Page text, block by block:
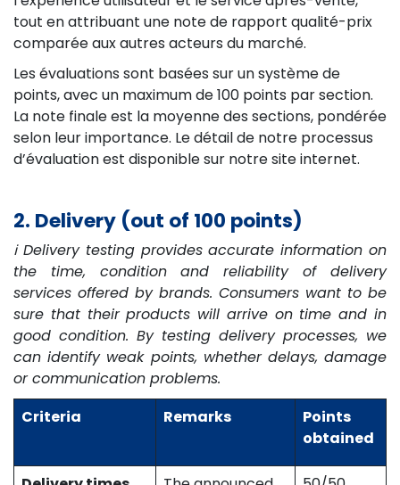
tout en attribuant une note de rapport qualité-prix
comparée aux autres acteurs du marché.
Les évaluations sont basées sur un système de
points, avec un maximum de 100 points par section.
La note finale est la moyenne des sections, pondérée
selon leur importance. Le détail de notre processus
d’évaluation est disponible sur notre site internet.
2. Delivery (out of 100 points)
ℹ️ Delivery testing provides accurate information on
the time, condition and reliability of delivery
services offered by brands. Consumers want to be
sure that their products will arrive on time and in
good condition. By testing delivery processes, we
can identify weak points, whether delays, damage
or communication problems.
Criteria
Remarks
Points
obtained